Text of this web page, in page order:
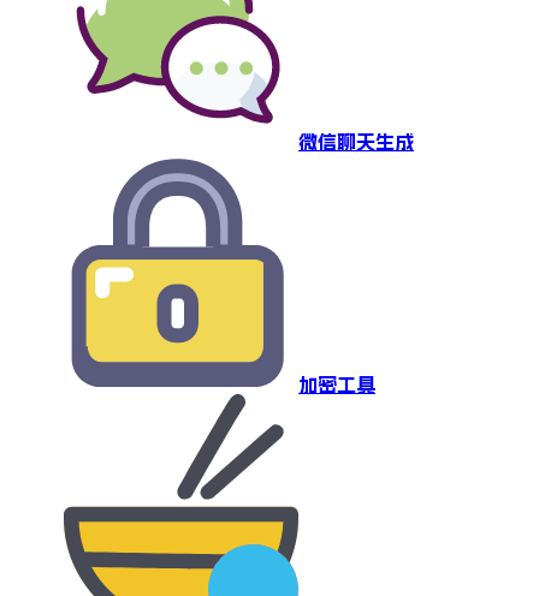
微信聊天生成
加密工具